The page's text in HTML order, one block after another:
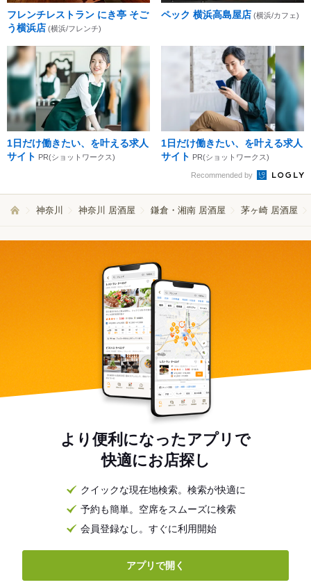
フレンチレストラン にき亭 そご
う横浜店 (横浜/フレンチ)
ペック 横浜高島屋店 (横浜/カフェ)
1日だけ働きたい、を叶える求人
サイト PR(ショットワークス)
1日だけ働きたい、を叶える求人
サイト PR(ショットワークス)
Recommended by
神奈川 神奈川 居酒屋 鎌倉・湘南 居酒屋 茅ヶ崎 居酒屋
より便利になったアプリで
快適にお店探し
クイックな現在地検索。検索が快適に
予約も簡単。空席をスムーズに検索
会員登録なし。すぐに利用開始
アプリで開く